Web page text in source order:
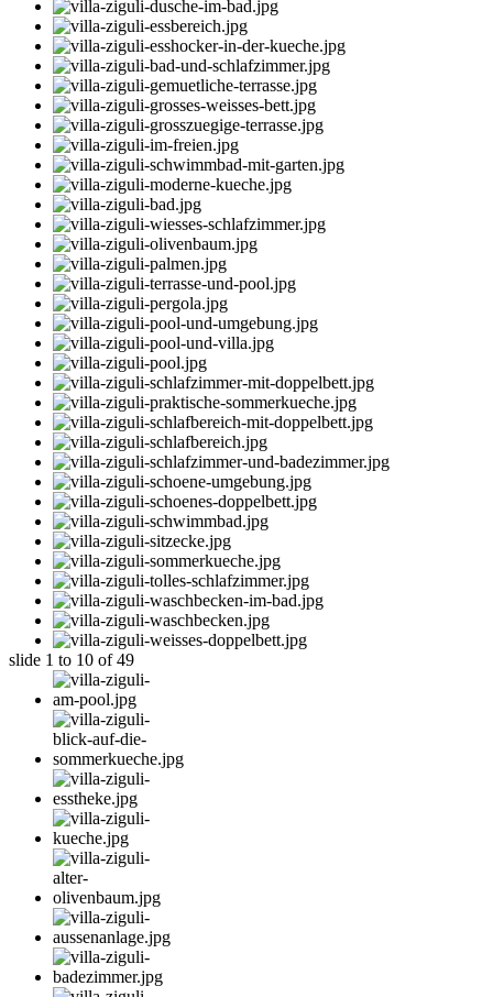
slide 1 to 10 of 49